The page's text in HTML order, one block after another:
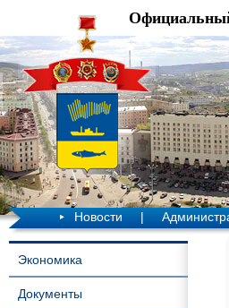
Новости |
Экономика
Документы